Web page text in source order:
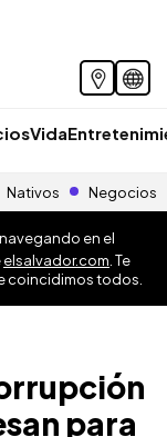
Vida
Nativos Negocios
navegando en el
elsalvador.com . Te
coincidimos todos.
para